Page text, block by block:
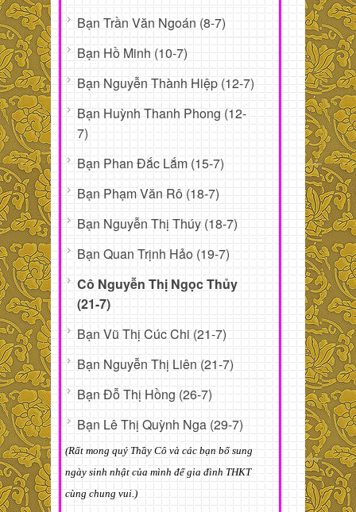
Bạn Trần Văn Ngoán (8-7)
Bạn Hồ Minh (10-7)
Bạn Nguyễn Thành Hiệp (12-7)
Bạn Huỳnh Thanh Phong (12-
7)
Bạn Phan Đắc Lắm (15-7)
Bạn Phạm Văn Rô (18-7)
Bạn Nguyễn Thị Thúy (18-7)
Bạn Quan Trịnh Hảo (19-7)
Cô Nguyễn Thị Ngọc Thủy
(21-7)
Bạn Vũ Thị Cúc Chi (21-7)
Bạn Nguyễn Thị Liên (21-7)
Bạn Đỗ Thị Hồng (26-7)
Bạn Lê Thị Quỳnh Nga (29-7)
(Rất mong quý Thầy Cô và các bạn bổ sung
ngày sinh nhật của mình để gia đình THKT
cùng chung vui.)